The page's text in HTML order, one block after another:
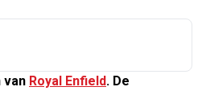
van Royal Enfield. De